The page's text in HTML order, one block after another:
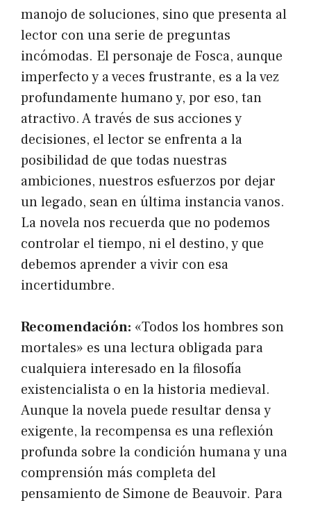
manojo de soluciones, sino que presenta al
lector con una serie de preguntas
incómodas. El personaje de Fosca, aunque
imperfecto y a veces frustrante, es a la vez
profundamente humano y, por eso, tan
atractivo. A través de sus acciones y
decisiones, el lector se enfrenta a la
posibilidad de que todas nuestras
ambiciones, nuestros esfuerzos por dejar
un legado, sean en última instancia vanos.
La novela nos recuerda que no podemos
controlar el tiempo, ni el destino, y que
debemos aprender a vivir con esa
incertidumbre.
Recomendación: «Todos los hombres son
mortales» es una lectura obligada para
cualquiera interesado en la filosofía
existencialista o en la historia medieval.
Aunque la novela puede resultar densa y
exigente, la recompensa es una reflexión
profunda sobre la condición humana y una
comprensión más completa del
pensamiento de Simone de Beauvoir. Para